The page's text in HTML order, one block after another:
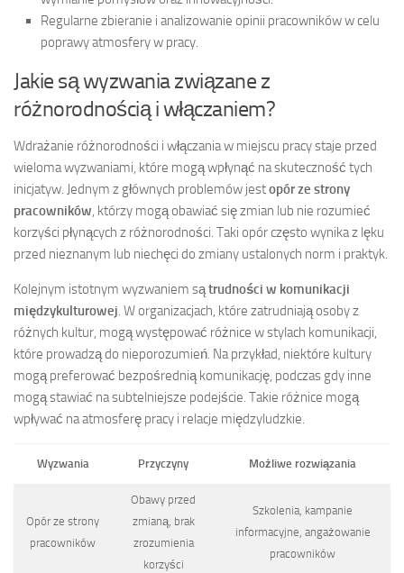
Regularne zbieranie i analizowanie opinii pracowników w celu
poprawy atmosfery w pracy.
Jakie są wyzwania związane z
różnorodnością i włączaniem?
Wdrażanie różnorodności i włączania w miejscu pracy staje przed
wieloma wyzwaniami, które mogą wpłynąć na skuteczność tych
inicjatyw. Jednym z głównych problemów jestopór ze strony
pracowników, którzy mogą obawiać się zmian lub nie rozumieć
korzyści płynących z różnorodności. Taki opór często wynika z lęku
przed nieznanym lub niechęci do zmiany ustalonych norm i praktyk.
Kolejnym istotnym wyzwaniem sątrudności w komunikacji
międzykulturowej. W organizacjach, które zatrudniają osoby z
różnych kultur, mogą występować różnice w stylach komunikacji,
które prowadzą do nieporozumień. Na przykład, niektóre kultury
mogą preferować bezpośrednią komunikację, podczas gdy inne
mogą stawiać na subtelniejsze podejście. Takie różnice mogą
wpływać na atmosferę pracy i relacje międzyludzkie.
Wyzwania Przyczyny Możliwe rozwiązania
Opór ze strony
pracowników
Obawy przed
zmianą, brak
zrozumienia
korzyści
Szkolenia, kampanie
informacyjne, angażowanie
pracowników